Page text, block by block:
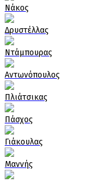
Νάκος
Δρυστέλλας
Ντάμπουρας
Αντωνόπουλος
Πλιάτσικας
Πάσχος
Γιάκουλας
Μαννής